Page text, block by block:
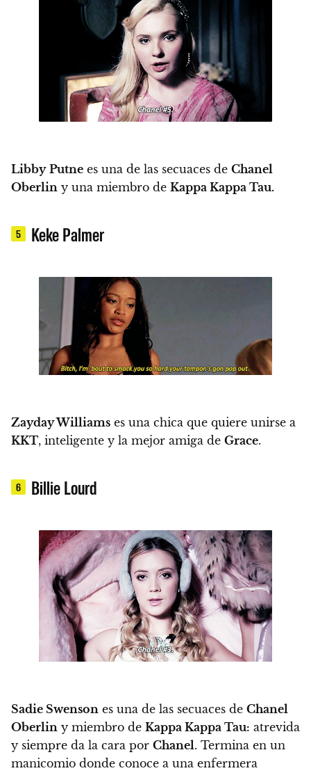
Libby Putne es una de las secuaces de Chanel
Oberlin y una miembro de Kappa Kappa Tau.
5 Keke Palmer
Zayday Williams es una chica que quiere unirse a
KKT, inteligente y la mejor amiga de Grace.
6 Billie Lourd
Sadie Swenson es una de las secuaces de Chanel
Oberlin y miembro de Kappa Kappa Tau: atrevida
y siempre da la cara por Chanel. Termina en un
manicomio donde conoce a una enfermera